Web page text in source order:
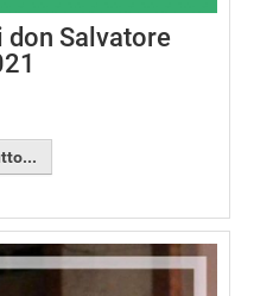
Salvatore